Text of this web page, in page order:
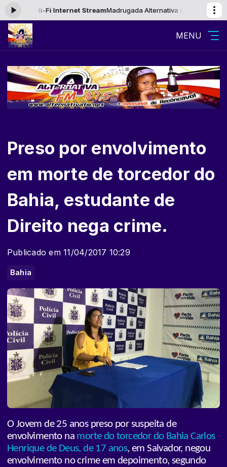
Hi-Fi Internet StreamMadrugada Alternativa das 23:00 às 06:00
MENU
Preso por envolvimento
em morte de torcedor do
Bahia, estudante de
Direito nega crime.
Publicado em 11/04/2017 10:29
Bahia
O Jovem de 25 anos preso por suspeita de
envolvimento na morte do torcedor do Bahia Carlos
Henrique de Deus, de 17 anos, em Salvador, negou
envolvimento no crime em depoimento, segundo